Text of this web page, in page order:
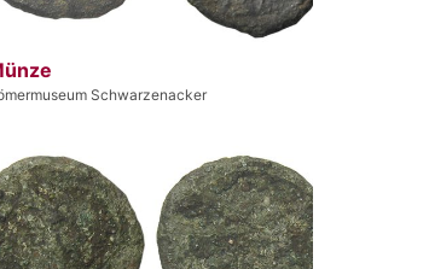
Schwarzenacker